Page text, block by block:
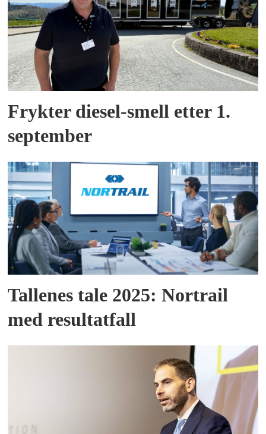
Frykter diesel-smell etter 1.
september
Tallenes tale 2025: Nortrail
med resultatfall